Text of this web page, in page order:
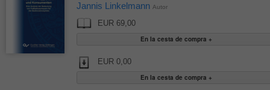
Jannis Linkelmann Autor
EUR 69,00
EUR 0,00